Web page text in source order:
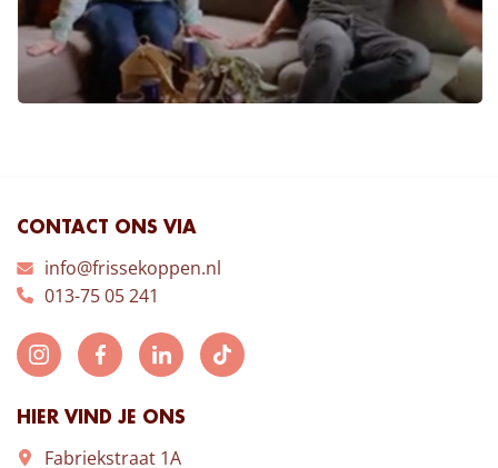
CONTACT ONS VIA
info@frissekoppen.nl
013-75 05 241
HIER VIND JE ONS
Fabriekstraat 1A